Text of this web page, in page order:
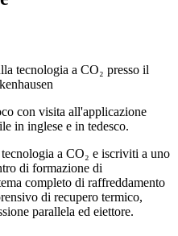
tecnologia a CO₂ presso il
con visita all'applicazione
in inglese e in tedesco.
a CO₂ e iscriviti a uno
di formazione di
completo di raffreddamento
di recupero termico,
parallela ed eiettore.